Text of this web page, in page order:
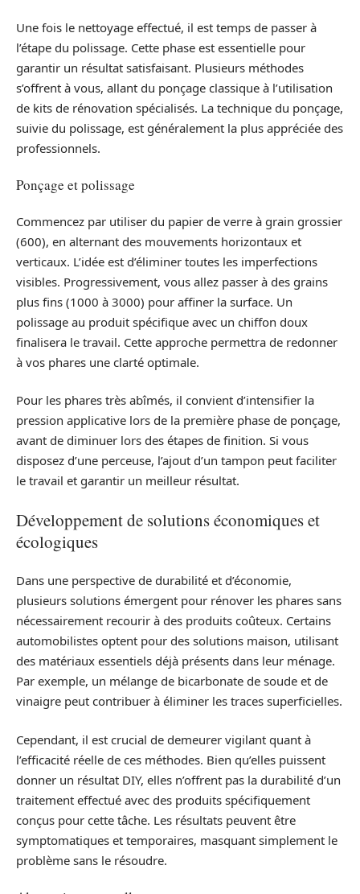
Une fois le nettoyage effectué, il est temps de passer à
l’étape du polissage. Cette phase est essentielle pour
garantir un résultat satisfaisant. Plusieurs méthodes
s’offrent à vous, allant du ponçage classique à l’utilisation
de kits de rénovation spécialisés. La technique du ponçage,
suivie du polissage, est généralement la plus appréciée des
professionnels.
Ponçage et polissage
Commencez par utiliser du papier de verre à grain grossier
(600), en alternant des mouvements horizontaux et
verticaux. L’idée est d’éliminer toutes les imperfections
visibles. Progressivement, vous allez passer à des grains
plus fins (1000 à 3000) pour affiner la surface. Un
polissage au produit spécifique avec un chiffon doux
finalisera le travail. Cette approche permettra de redonner
à vos phares une clarté optimale.
Pour les phares très abîmés, il convient d’intensifier la
pression applicative lors de la première phase de ponçage,
avant de diminuer lors des étapes de finition. Si vous
disposez d’une perceuse, l’ajout d’un tampon peut faciliter
le travail et garantir un meilleur résultat.
Développement de solutions économiques et
écologiques
Dans une perspective de durabilité et d’économie,
plusieurs solutions émergent pour rénover les phares sans
nécessairement recourir à des produits coûteux. Certains
automobilistes optent pour des solutions maison, utilisant
des matériaux essentiels déjà présents dans leur ménage.
Par exemple, un mélange de bicarbonate de soude et de
vinaigre peut contribuer à éliminer les traces superficielles.
Cependant, il est crucial de demeurer vigilant quant à
l’efficacité réelle de ces méthodes. Bien qu’elles puissent
donner un résultat DIY, elles n’offrent pas la durabilité d’un
traitement effectué avec des produits spécifiquement
conçus pour cette tâche. Les résultats peuvent être
symptomatiques et temporaires, masquant simplement le
problème sans le résoudre.